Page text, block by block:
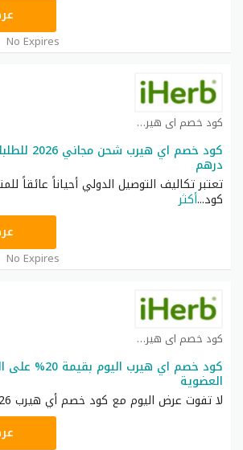
No Expires
كود خصم اي هيرب كوبون
درهم
تعتبر تكاليف التوصيل الدولي أحياناً عائقاً
كود...أكثر
No Expires
كود خصم اي هيرب كوبون
كود خصم اي هيرب
العضوية
لا تفوت عرض اليوم مع كود خصم أي هيرب 2026